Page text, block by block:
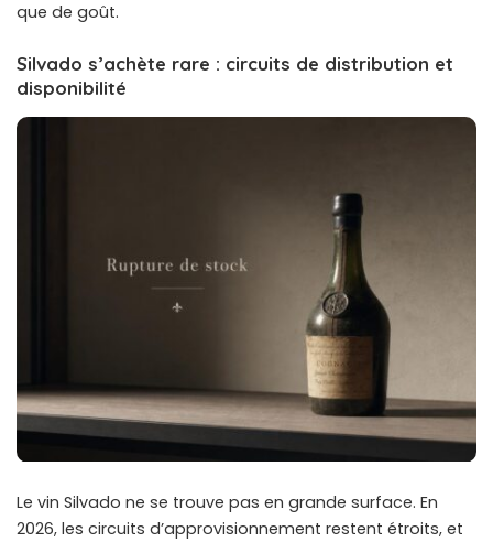
que de goût.
Silvado s’achète rare : circuits de distribution et
disponibilité
Le vin Silvado ne se trouve pas en grande surface. En
2026, les circuits d’approvisionnement restent étroits, et